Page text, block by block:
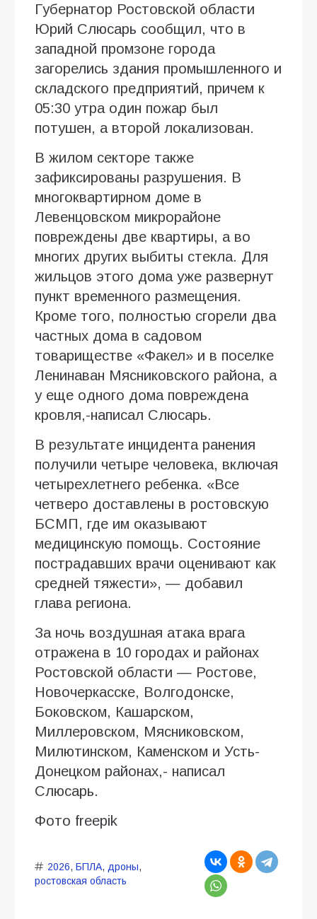
Губернатор Ростовской области
Юрий Слюсарь сообщил, что в
западной промзоне города
загорелись здания промышленного и
складского предприятий, причем к
05:30 утра один пожар был
потушен, а второй локализован.
В жилом секторе также
зафиксированы разрушения. В
многоквартирном доме в
Левенцовском микрорайоне
повреждены две квартиры, а во
многих других выбиты стекла. Для
жильцов этого дома уже развернут
пункт временного размещения.
Кроме того, полностью сгорели два
частных дома в садовом
товариществе «Факел» и в поселке
Ленинаван Мясниковского района, а
у еще одного дома повреждена
кровля,-написал Слюсарь.
В результате инцидента ранения
получили четыре человека, включая
четырехлетнего ребенка. «Все
четверо доставлены в ростовскую
БСМП, где им оказывают
медицинскую помощь. Состояние
пострадавших врачи оценивают как
средней тяжести», — добавил
глава региона.
За ночь воздушная атака врага
отражена в 10 городах и районах
Ростовской области — Ростове,
Новочеркасске, Волгодонске,
Боковском, Кашарском,
Миллеровском, Мясниковском,
Милютинском, Каменском и Усть-
Донецком районах,- написал
Слюсарь.
Фото freepik
2026, БПЛА, дроны,
ростовская область